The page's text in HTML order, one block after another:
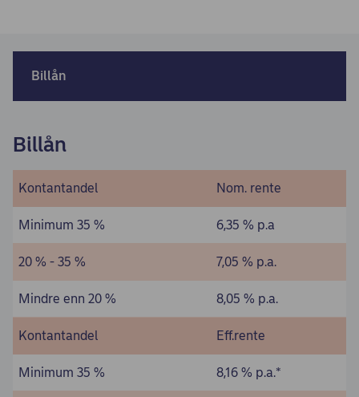
Billån
Billån
Kontantandel Nom. rente
Minimum 35 % 6,35 % p.a
20 % - 35 % 7,05 % p.a.
Mindre enn 20 % 8,05 % p.a.
Kontantandel Eff.rente
Minimum 35 % 8,16 % p.a.*